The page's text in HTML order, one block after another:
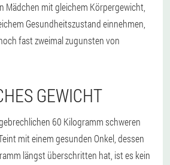
Mädchen mit gleichem Körpergewicht,
Gesundheitszustand einnehmen,
fast zweimal zugunsten von
GEWICHT
60 Kilogramm schweren
mit einem gesunden Onkel, dessen
längst überschritten hat, ist es kein